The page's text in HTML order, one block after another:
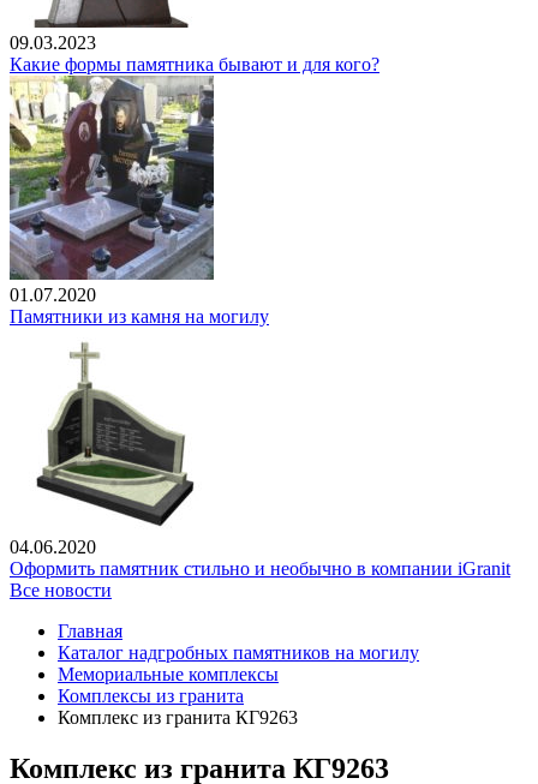
09.03.2023
Какие формы памятника бывают и для кого?
01.07.2020
Памятники из камня на могилу
04.06.2020
Оформить памятник стильно и необычно в компании iGranit
Все новости
Главная
Каталог надгробных памятников на могилу
Мемориальные комплексы
Комплексы из гранита
Комплекс из гранита КГ9263
Комплекс из гранита КГ9263